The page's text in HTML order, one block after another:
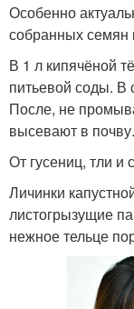
Особенно
собранных семян
В 1 л кипячёной
питьевой соды. В
После, не
высевают в почву.
От гусениц, тли и
Личинки
листогрызущие
нежное тельце